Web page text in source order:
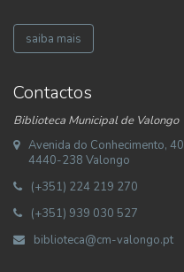
saiba mais
Contactos
Biblioteca Municipal de Valongo
Avenida do Conhecimento, 40
4440-238 Valongo
(+351) 224 219 270
(+351) 939 030 527
biblioteca@cm-valongo.pt